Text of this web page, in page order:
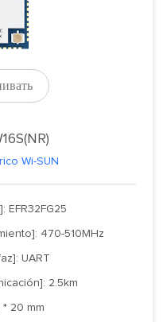
Wi-SUN
EFR32FG25
470-510MHz
UART
2.5km
20 mm